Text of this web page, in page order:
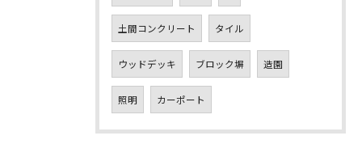
土間コンクリート タイル
ウッドデッキ ブロック塀 造園
照明 カーポート